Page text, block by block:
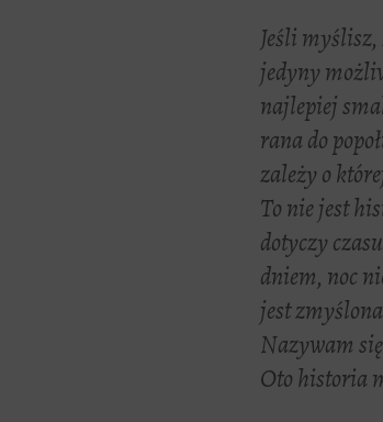
Jeśli
jedyny
najlepiej
rana do
zależy o
To nie jest
dotyczy
dniem, noc
jest
Nazywam
Oto historia